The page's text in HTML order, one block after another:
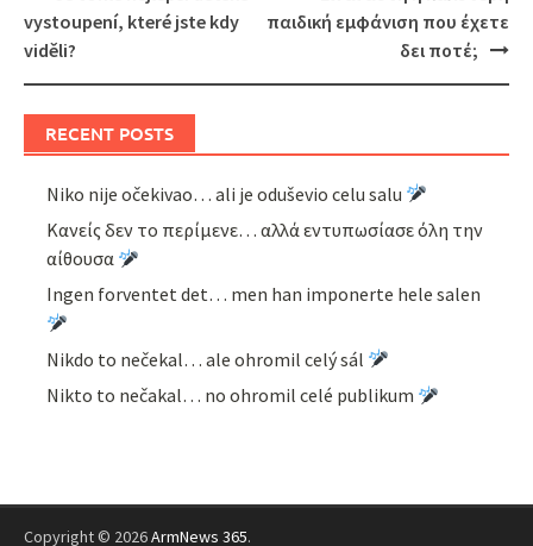
navigation
vystoupení, které jste kdy
viděli?
παιδική εμφάνιση που έχετε
δει ποτέ;
RECENT POSTS
Niko nije očekivao… ali je oduševio celu salu
Κανείς δεν το περίμενε… αλλά εντυπωσίασε όλη την
αίθουσα
Ingen forventet det… men han imponerte hele salen
Nikdo to nečekal… ale ohromil celý sál
Nikto to nečakal… no ohromil celé publikum
Copyright © 2026ArmNews 365.